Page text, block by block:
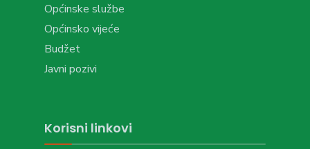
Općinske službe
Općinsko vijeće
Budžet
Javni pozivi
Korisni linkovi